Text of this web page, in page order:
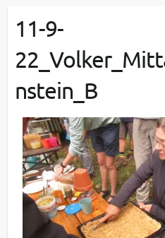
11-9-
nstein_B